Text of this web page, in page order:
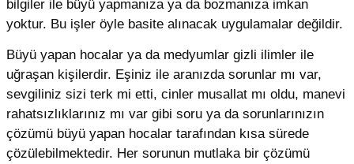
bilgiler ile büyü yapmanıza ya da bozmanıza imkan
yoktur. Bu işler öyle basite alınacak uygulamalar değildir.
Büyü yapan hocalar ya da medyumlar gizli ilimler ile
uğraşan kişilerdir. Eşiniz ile aranızda sorunlar mı var,
sevgiliniz sizi terk mi etti, cinler musallat mı oldu, manevi
rahatsızlıklarınız mı var gibi soru ya da sorunlarınızın
çözümü büyü yapan hocalar tarafından kısa sürede
çözülebilmektedir. Her sorunun mutlaka bir çözümü